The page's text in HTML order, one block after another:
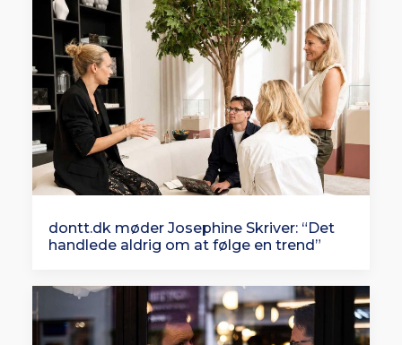
dontt.dk møder Josephine Skriver: “Det
handlede aldrig om at følge en trend”